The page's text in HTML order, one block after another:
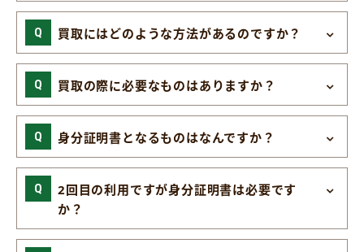
買取にはどのような方法があるのですか？
買取の際に必要なものはありますか？
身分証明書となるものはなんですか？
2回目の利用ですが身分証明書は必要です
か？